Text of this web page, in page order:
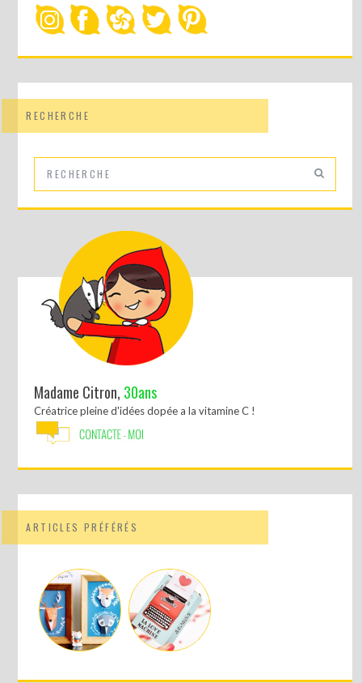
RECHERCHE
Madame Citron, 30ans
Créatrice pleine d'idées dopée a la vitamine C !
ARTICLES PRÉFÉRÉS